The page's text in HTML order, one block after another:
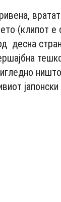
(клипот е
десна